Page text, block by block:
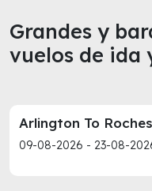
Grandes y
vuelos de ida
Arlington To
09-08-2026 - 23-08-